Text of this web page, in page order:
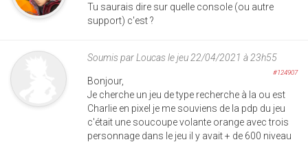
Tu saurais dire sur quelle console (ou autre
support) c'est ?
Soumis parLoucasle jeu 22/04/2021 à 23h55
#124907
Bonjour,
Je cherche un jeu de type recherche à la ou est
Charlie en pixel je me souviens de la pdp du jeu
c'était une soucoupe volante orange avec trois
personnage dans le jeu il y avait + de 600 niveau